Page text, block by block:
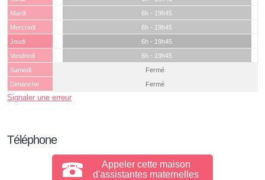
Mardi
6h - 19h45
Mercredi
6h - 19h45
Jeudi
6h - 19h45
Vendredi
6h - 19h45
Samedi
Fermé
Dimanche
Fermé
Signaler une erreur
Téléphone
Appeler cette maison
d'assistantes maternelles